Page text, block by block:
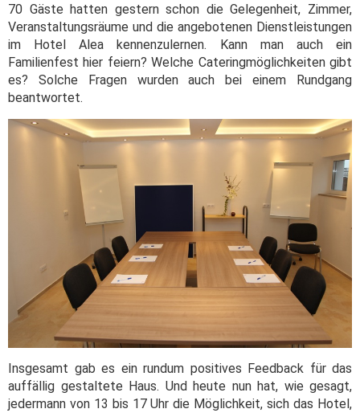
70 Gäste hatten gestern schon die Gelegenheit, Zimmer,
Veranstaltungsräume und die angebotenen Dienstleistungen
im Hotel Alea kennenzulernen. Kann man auch ein
Familienfest hier feiern? Welche Cateringmöglichkeiten gibt
es? Solche Fragen wurden auch bei einem Rundgang
beantwortet.
Insgesamt gab es ein rundum positives Feedback für das
auffällig gestaltete Haus. Und heute nun hat, wie gesagt,
jedermann von 13 bis 17 Uhr die Möglichkeit, sich das Hotel,